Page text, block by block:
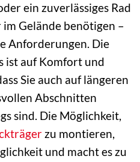
ein zuverlässiges Rad
Gelände benötigen –
Anforderungen. Die
ist auf Komfort und
Sie auch auf längeren
Abschnitten
sind. Die Möglichkeit,
zu montieren,
und macht es zu